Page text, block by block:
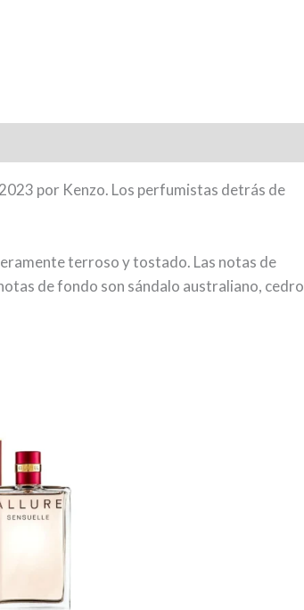
por Kenzo. Los perfumistas detrás de
terroso y tostado. Las notas de
de fondo son sándalo australiano, cedro